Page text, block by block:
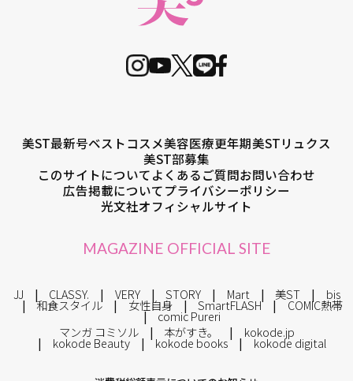
美ST最新号ベストコスメ美容医療更年期美STリュクス
美ST部募集
このサイトについてよくあるご質問お問い合わせ
広告掲載についてプライバシーポリシー
光文社オフィシャルサイト
MAGAZINE OFFICIAL SITE
JJ CLASSY. VERY STORY Mart 美ST bis
和食スタイル 女性自身 SmartFLASH COMIC熱帯
comic Pureri
マンガ コミソル
本がすき。 kokode.jp
kokode Beauty kokode books kokode digital